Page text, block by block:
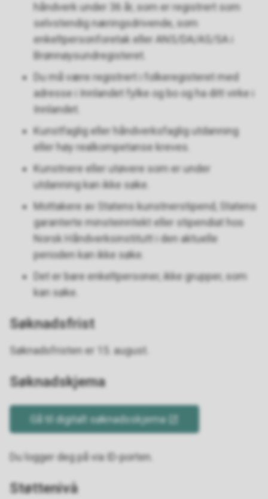
håndverk under 36 år, som er registrert som
selvstendig næringsdrivende, som
enkeltpersonforetak eller ANS/DA/AS/SA i
Brønnøysundregisteret.
Du må være registrert i folkeregisteret med
adresse i Innlandet fylke og bo og ha ditt virke i
Innlandet.
Kunstfaglig eller håndverksfaglig utdanning
eller høy realkompetanse kreves.
Kunstnere eller utøvere som er under
utdanning kan ikke søke.
Mottakere av Statens kunstnerstipend, Statens
garanterte minsteinntekt eller stipendiat hos
Norsk Håndverksinstitutt i den aktuelle
perioden kan ikke søke.
Det er bare enkeltpersoner, ikke grupper, som
kan søke.
Søknadsfrist
Søknadsfristen er 15. august.
Søknadskjema
Gå til digitalt søknadsskjema
Du logger deg på via ID-porten.
Støttenivå